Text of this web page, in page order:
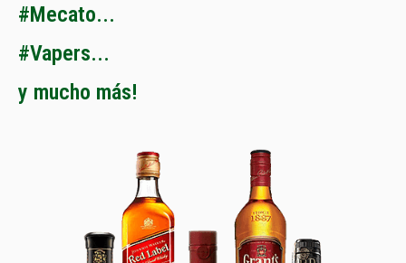
#Mecato...
#Vapers...
y mucho más!